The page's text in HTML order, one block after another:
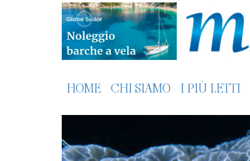
HOME CHI SIAMO I PIÙ LETTI